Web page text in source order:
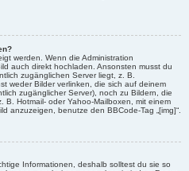
werden. Wenn die Administration
auch direkt hochladen. Ansonsten musst du
zugänglichen Server liegt, z. B.
weder Bilder verlinken, die sich auf deinem
zugänglicher Server), noch zu Bildern, die
B. Hotmail- oder Yahoo-Mailboxen, mit einem
anzuzeigen, benutze den BBCode-Tag „[img]“.
Informationen, deshalb solltest du sie so